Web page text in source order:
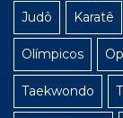
Judô Karatê
Olímpicos
Taekwondo